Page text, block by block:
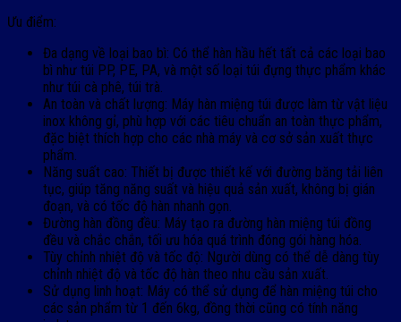
Ưu điểm:
Đa dạng về loại bao bì: Có thể hàn hầu hết tất cả các loại bao
bì như túi PP, PE, PA, và một số loại túi đựng thực phẩm khác
như túi cà phê, túi trà.
An toàn và chất lượng: Máy hàn miệng túi được làm từ vật liệu
inox không gỉ, phù hợp với các tiêu chuẩn an toàn thực phẩm,
đặc biệt thích hợp cho các nhà máy và cơ sở sản xuất thực
phẩm.
Năng suất cao: Thiết bị được thiết kế với đường băng tải liên
tục, giúp tăng năng suất và hiệu quả sản xuất, không bị gián
đoạn, và có tốc độ hàn nhanh gọn.
Đường hàn đồng đều: Máy tạo ra đường hàn miệng túi đồng
đều và chắc chắn, tối ưu hóa quá trình đóng gói hàng hóa.
Tùy chỉnh nhiệt độ và tốc độ: Người dùng có thể dễ dàng tùy
chỉnh nhiệt độ và tốc độ hàn theo nhu cầu sản xuất.
Sử dụng linh hoạt: Máy có thể sử dụng để hàn miệng túi cho
các sản phẩm từ 1 đến 6kg, đồng thời cũng có tính năng